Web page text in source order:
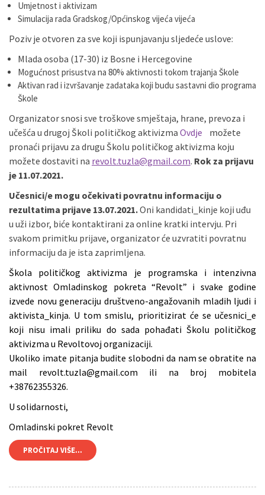
Umjetnost i aktivizam
Simulacija rada Gradskog/Općinskog vijeća vijeća
Poziv je otvoren za sve koji ispunjavanju sljedeće uslove:
Mlada osoba (17-30) iz Bosne i Hercegovine
Mogućnost prisustva na 80% aktivnosti tokom trajanja Škole
Aktivan rad i izvršavanje zadataka koji budu sastavni dio programa
Škole
Organizator snosi sve troškove smještaja, hrane, prevoza i
učešća u drugoj Školi političkog aktivizma Ovdje možete
pronaći prijavu za drugu Školu političkog aktivizma koju
možete dostaviti na revolt.tuzla@gmail.com. Rok za prijavu
je 11.07.2021.
Učesnici/e mogu očekivati povratnu informaciju o
rezultatima prijave 13.07.2021.Oni kandidati_kinje koji uđu
u uži izbor, biće kontaktirani za online kratki intervju. Pri
svakom primitku prijave, organizator će uzvratiti povratnu
informaciju da je ista zaprimljena.
Škola političkog aktivizma je programska i intenzivna
aktivnost Omladinskog pokreta “Revolt” i svake godine
izvede novu generaciju društveno-angažovanih mladih ljudi i
aktivista_kinja. U tom smislu, prioritizirat će se učesnici_e
koji nisu imali priliku do sada pohađati Školu političkog
aktivizma u Revoltovoj organizaciji.
Ukoliko imate pitanja budite slobodni da nam se obratite na
mail revolt.tuzla@gmail.com ili na broj mobitela
+38762355326.
U solidarnosti,
Omladinski pokret Revolt
PROČITAJ VIŠE...